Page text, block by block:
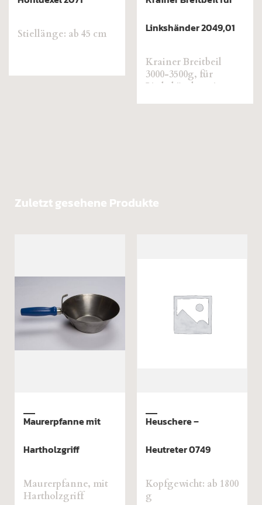
Stiellänge: ab 45 cm
Linkshänder 2049,01
Krainer Breitbeil
3000-3500g, für
Linkshänder mit
Zuletzt gesehene Produkte
Maurerpfanne mit
Hartholzgriff
Maurerpfanne, mit
Hartholzgriff
Heuschere –
Heutreter 0749
Kopfgewicht: ab 1800
g